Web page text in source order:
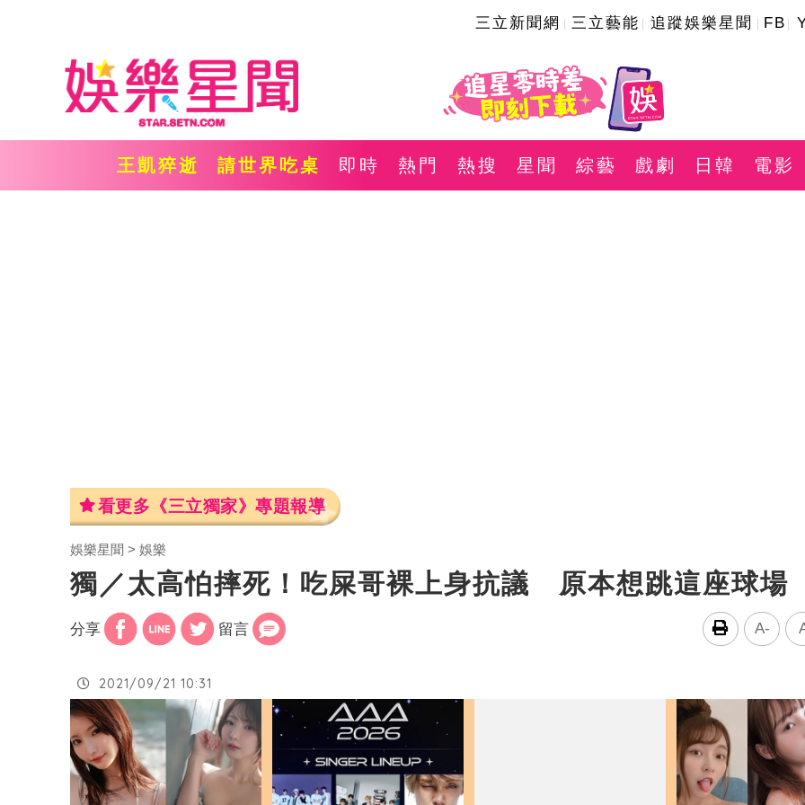
三立新聞網 三立藝能 追蹤娛樂星聞 FB
王凱猝逝 請世界吃桌 即時 熱門 熱搜 星聞 綜藝 戲劇 日韓 電影
看更多《三立獨家》專題報導
娛樂星聞 娛樂
獨／太高怕摔死！吃屎哥裸上身抗議 原本想跳這座球場
分享 留言 A-
2021/09/21 10:31